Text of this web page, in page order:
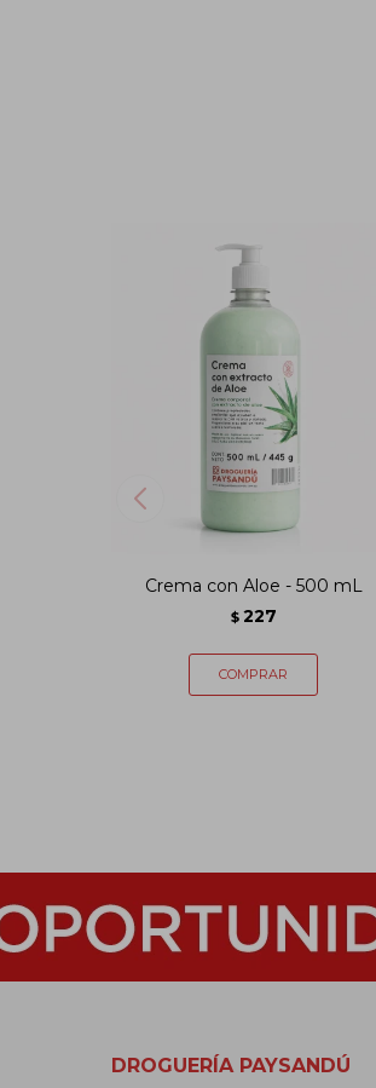
Crema con Aloe - 500 mL
$ 227
DROGUERÍA PAYSANDÚ